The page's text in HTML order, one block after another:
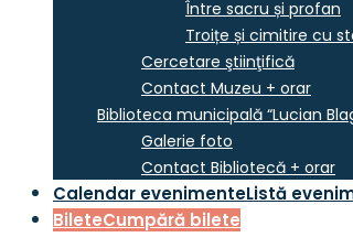
Între sacru și profan
Troițe și cimitire cu
Cercetare ştiinţifică
Contact Muzeu + orar
Biblioteca municipală “Lucian
Galerie foto
Contact Bibliotecă + orar
Calendar evenimenteListă
BileteCumpără bilete